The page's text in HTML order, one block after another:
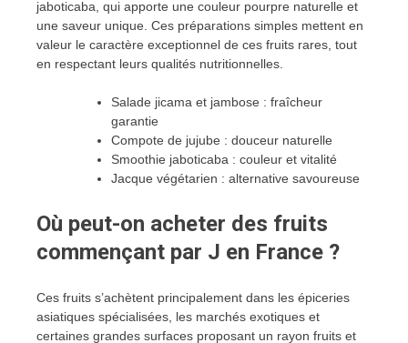
jaboticaba, qui apporte une couleur pourpre naturelle et
une saveur unique. Ces préparations simples mettent en
valeur le caractère exceptionnel de ces fruits rares, tout
en respectant leurs qualités nutritionnelles.
Salade jicama et jambose : fraîcheur
garantie
Compote de jujube : douceur naturelle
Smoothie jaboticaba : couleur et vitalité
Jacque végétarien : alternative savoureuse
Où peut-on acheter des fruits
commençant par J en France ?
Ces fruits s’achètent principalement dans les épiceries
asiatiques spécialisées, les marchés exotiques et
certaines grandes surfaces proposant un rayon fruits et